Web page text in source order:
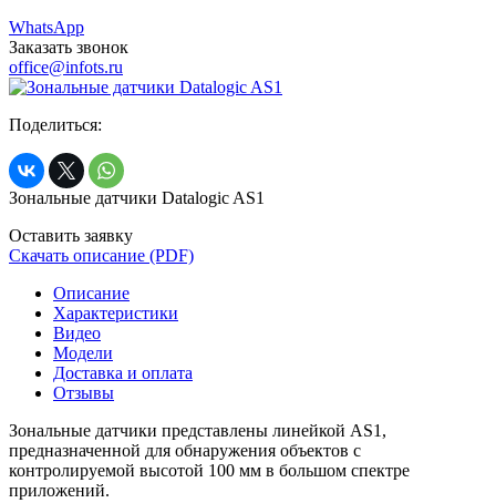
WhatsApp
Заказать звонок
office@infots.ru
Поделиться:
Зональные датчики Datalogic AS1
Оставить заявку
Скачать описание (PDF)
Описание
Характеристики
Видео
Модели
Доставка и оплата
Отзывы
Зональные датчики представлены линейкой AS1,
предназначенной для обнаружения объектов с
контролируемой высотой 100 мм в большом спектре
приложений.